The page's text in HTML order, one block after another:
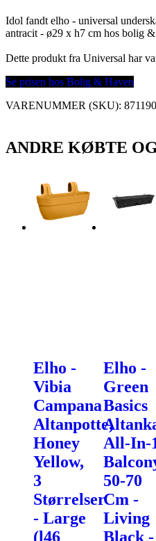
Idol fandt elho - universal
antracit - ø29 x h7 cm hos bolig
Dette produkt fra Universal har
Se prisen hos Bolig & Haven
VARENUMMER (SKU):
ANDRE KØBTE
Elho -
Vibia
Campana
Altanpotte,
Honey
Yellow,
3
Størrelser
- Large
(l46
Elho -
Green
Basics
All-In-
50-70
Cm -
Living
Black -